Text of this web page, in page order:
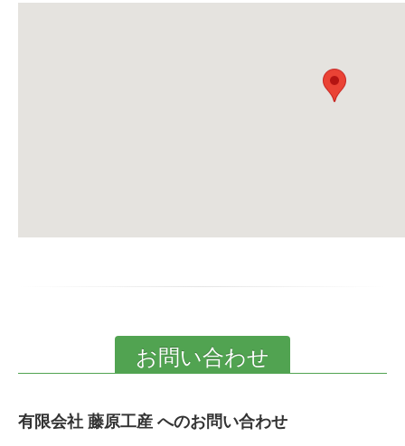
お問い合わせ
有限会社 藤原工産 へのお問い合わせ